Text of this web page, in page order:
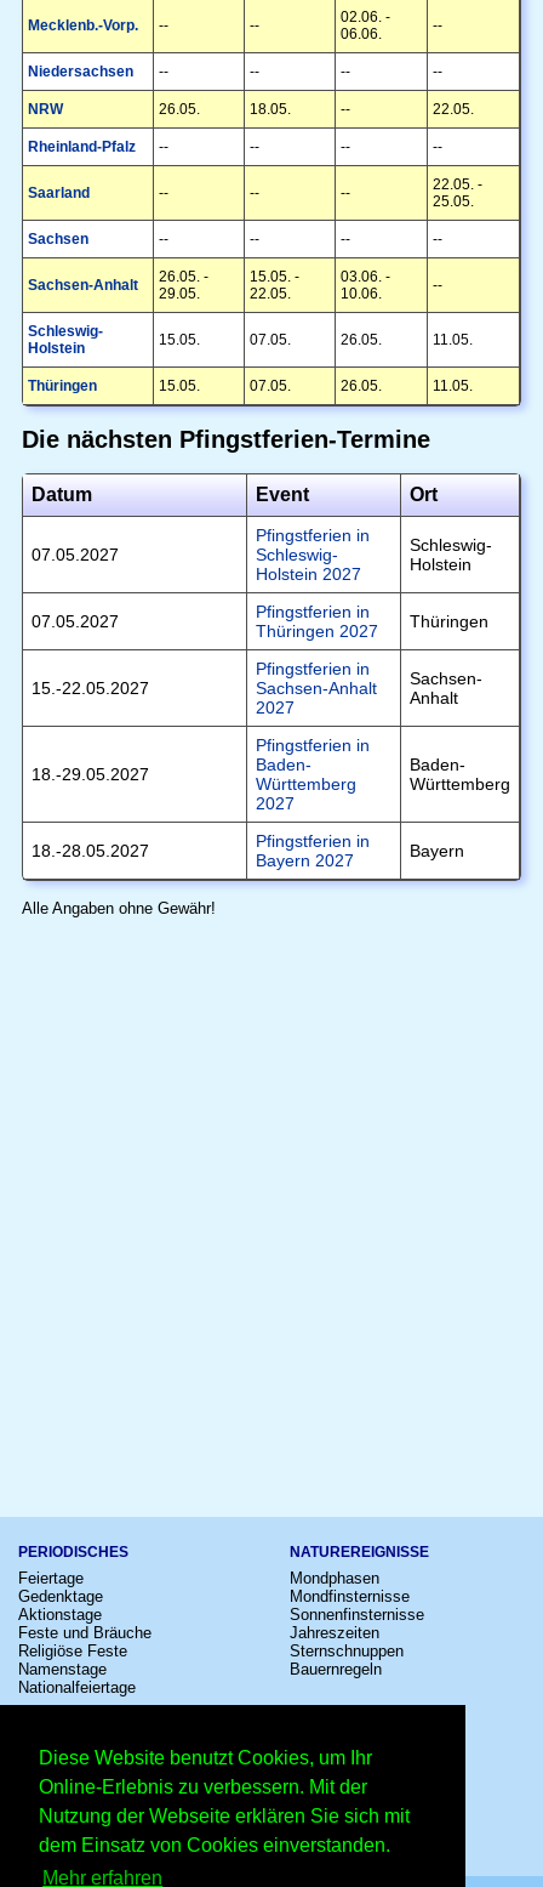
Diese Website benutzt Cookies, um Ihr
Online-Erlebnis zu verbessern. Mit der
Nutzung der Webseite erklären Sie sich mit
dem Einsatz von Cookies einverstanden.
Mehr erfahren
Mecklenb.-Vorp. -- --
02.06. -
06.06.
--
Niedersachsen -- -- -- --
NRW 26.05. 18.05. -- 22.05.
Rheinland-Pfalz -- -- -- --
Saarland -- -- --
22.05. -
25.05.
Sachsen -- -- -- --
Sachsen-Anhalt
26.05. -
29.05.
15.05. -
22.05.
03.06. -
10.06.
--
Schleswig-
Holstein
15.05. 07.05. 26.05. 11.05.
Thüringen 15.05. 07.05. 26.05. 11.05.
Die nächsten Pfingstferien-Termine
Datum Event Ort
07.05.2027
Pfingstferien in
Schleswig-
Holstein 2027
Schleswig-
Holstein
07.05.2027
Pfingstferien in
Thüringen 2027
Thüringen
15.-22.05.2027
Pfingstferien in
Sachsen-Anhalt
2027
Sachsen-
Anhalt
18.-29.05.2027
Pfingstferien in
Baden-
Württemberg
2027
Baden-
Württemberg
18.-28.05.2027
Pfingstferien in
Bayern 2027
Bayern
Alle Angaben ohne Gewähr!
PERIODISCHES
Feiertage
Gedenktage
Aktionstage
Feste und Bräuche
Religiöse Feste
Namenstage
Nationalfeiertage
NATUREREIGNISSE
Mondphasen
Mondfinsternisse
Sonnenfinsternisse
Jahreszeiten
Sternschnuppen
Bauernregeln
Kinostarts
Festivals
Fußball
Comedy
Shows
Sternzeichen
Schalttage
Messen
Erinnerungen
Volksfeste